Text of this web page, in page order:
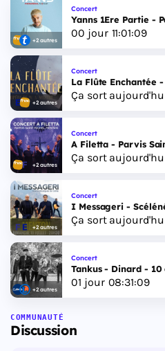
+2 autres
Concert
Yanns 1Ere Partie -
00 jour 11:01:08
+2 autres
Concert
La Flûte Enchantée
Ça sort
+2 autres
Concert
A Filetta - Parvis
Ça sort
+2 autres
Concert
I Messageri -
Ça sort
+2 autres
Concert
Tankus - Dinard - 10
01 jour 08:31:08
COMMUNAUTÉ
Discussion